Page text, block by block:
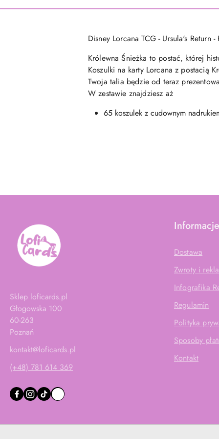
Disney Lorcana TCG - Ursula's Return
Królewna Śnieżka to postać, której
Koszulki na karty Lorcana z postacią
Twoja talia będzie od teraz
W zestawie znajdziesz aż
65 koszulek z cudownym
Sklep loficards.pl
Głogowska 100
60-263
Poznań
kontakt@loficards.pl
(+48) 781 614 369
Informacje
Dostawa
Zwroty i
Infografika
Regulamin
Polityka
Sposoby
Kontakt